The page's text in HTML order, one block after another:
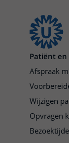
Patiënt en
Afspraak
Wijzigen
Opvragen